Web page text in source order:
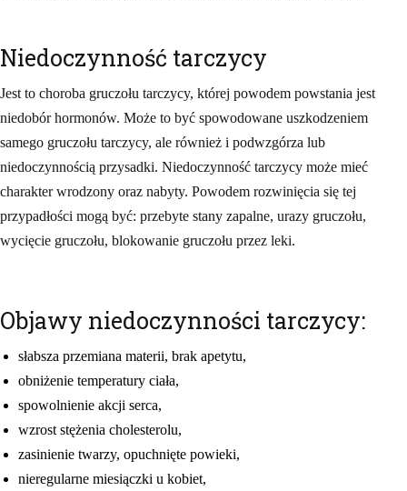
Niedoczynność tarczycy
Jest to choroba gruczołu tarczycy, której powodem powstania jest
niedobór hormonów. Może to być spowodowane uszkodzeniem
samego gruczołu tarczycy, ale również i podwzgórza lub
niedoczynnością przysadki. Niedoczynność tarczycy może mieć
charakter wrodzony oraz nabyty. Powodem rozwinięcia się tej
przypadłości mogą być: przebyte stany zapalne, urazy gruczołu,
wycięcie gruczołu, blokowanie gruczołu przez leki.
Objawy niedoczynności tarczycy:
słabsza przemiana materii, brak apetytu,
obniżenie temperatury ciała,
spowolnienie akcji serca,
wzrost stężenia cholesterolu,
zasinienie twarzy, opuchnięte powieki,
nieregularne miesiączki u kobiet,